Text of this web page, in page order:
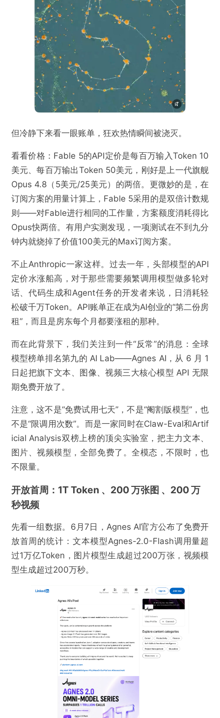
但冷静下来看一眼账单，狂欢热情瞬间被浇灭。
看看价格：Fable 5的API定价是每百万输入Token 10
美元、每百万输出Token 50美元，刚好是上一代旗舰
Opus 4.8（5美元/25美元）的两倍。更微妙的是，在
订阅方案的用量计算上，Fable 5采用的是双倍计数规
则——对Fable进行相同的工作量，方案额度消耗得比
Opus快两倍。有用户实测发现，一项测试在不到九分
钟内就烧掉了价值100美元的Max订阅方案。
不止Anthropic一家这样。过去一年，头部模型的API
定价水涨船高，对于那些需要频繁调用模型做多轮对
话、代码生成和Agent任务的开发者来说，日消耗轻
松破千万Token。API账单正在成为AI创业的“第二份房
租”，而且是房东每个月都要涨租的那种。
而在此背景下，我们关注到一件“反常”的消息：全球
模型榜单排名第九的 AI Lab——Agnes AI，从 6 月 1
日起把旗下文本、图像、视频三大核心模型 API 无限
期免费开放了。
注意，这不是“免费试用七天”，不是“阉割版模型”，也
不是“限调用次数”。而是一家同时在Claw-Eval和Artif
icial Analysis双榜上榜的顶尖实验室，把主力文本、
图片、视频模型，全部免费了。全模态，不限时，也
不限量。
开放首周：1T Token 、200 万张图 、200 万
秒视频
先看一组数据。6月7日，Agnes AI官方公布了免费开
放首周的统计：文本模型Agnes-2.0-Flash调用量超
过1万亿Token，图片模型生成超过200万张，视频模
型生成超过200万秒。